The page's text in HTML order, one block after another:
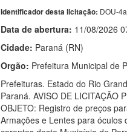
Identificador desta licitação: DOU-
Data de abertura: 11/08/2026
Cidade: Paraná (RN)
Orgão: Prefeitura Municipal de
Prefeituras. Estado do Rio
Paraná. AVISO DE LICITAÇÃO
OBJETO: Registro de preços
Armações e Lentes para